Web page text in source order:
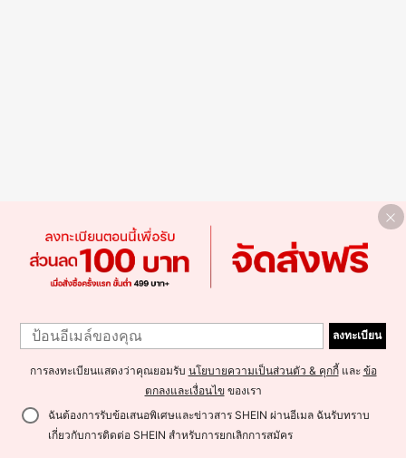
ลงทะเบียน
การลงทะเบียนแสดงว่าคุณยอมรับ นโยบายความเป็นส่วนตัว & คุกกี้และ ข้อ
ตกลงและเงื่อนไขของเรา
ฉันต้องการรับข้อเสนอพิเศษและข่าวสาร SHEIN ผ่านอีเมล ฉันรับทราบ
เกี่ยวกับการติดต่อ SHEIN สำหรับการยกเลิกการสมัคร